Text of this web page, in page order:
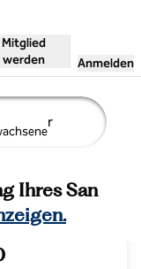
Mitglied
werden
Anmelden
r
1 Zimmer, 1
Ihres San
für